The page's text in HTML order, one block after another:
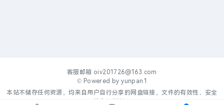
客服邮箱 oiv201726@163.com
© Powered byyunpan1
本站不储存任何资源，均来自用户自行分享的网盘链接，文件的有效性、安全